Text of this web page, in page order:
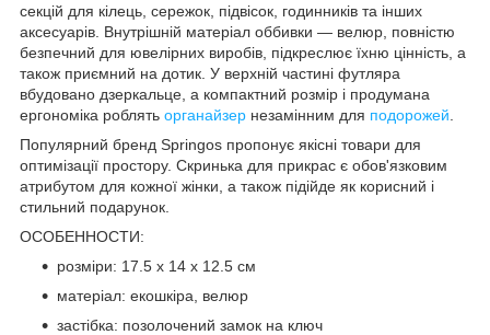
секцій для кілець, сережок, підвісок, годинників та інших
аксесуарів. Внутрішній матеріал оббивки — велюр , повністю
безпечний для ювелірних виробів, підкреслює їхню цінність, а
також приємний на дотик. У верхній частині футляра
вбудовано дзеркальце , а компактний розмір і продумана
ергономіка роблять органайзер незамінним для подорожей
Популярний бренд Springos пропонує якісні товари для
оптимізації простору. Скринька для прикрас є обов'язковим
атрибутом для кожної жінки, а також підійде як корисний і
стильний подарунок.
ОСОБЕННОСТИ:
розміри: 17.5 x 14 x 12.5 см
матеріал: екошкіра, велюр
застібка: позолочений замок на ключ